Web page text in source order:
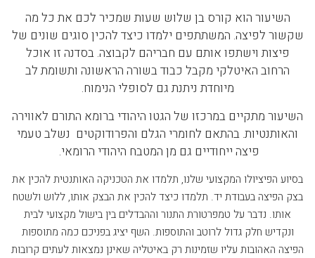
השיעור הוא קורס בן שלוש שעות שמכיר לכם את כל מה
שקשור לפיצה. המשתתפים ילמדו כיצד להכין סוגים שונים של
פיצות וישתפו אותם עם חבריהם לקבוצה. בסדנה זו אוכל
הרחוב האיטלקי מקבל כבוד בשורה הראשונה ותשומת לב
מיוחדת ניתנת גם לסופלי הנימוח.
השיעור מתקיים במרכזו של הגטו היהודי ברומא התורם לאווירה
והאותנטיות. בהתאם לחומרי הגלם והפרודוקטים נשלב טעמי
פיצה ייחודיים גם מן המטבח היהודי הרומאי.
בסיוע הפיציולו המקצועי שלנו, תלמדו את הטכניקה האותנטית להכין את
בצק הפיצה בעבודת יד. תלמדו כיצד להכין את הבצק אותו, ללוש ולשטח
אותו. נדבר על טמפרטורת התנור וההבדלים בין בישול מקצועי לבית
ונקדיש חלק גדול לרוטב והתוספות. השף יציג בפניכם כמה מתוספות
הפיצה האהובות עליו שזמינות רק באיטליה שאינן נמצאות לעתים קרובות